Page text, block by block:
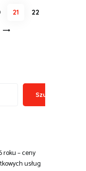
PAGE
21 PAGE
22
Szukaj
roku – ceny
usług